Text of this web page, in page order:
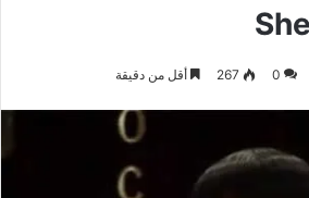
0
267 أقل من دقيقة